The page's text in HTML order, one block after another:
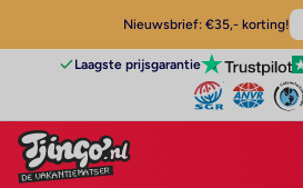
Nieuwsbrief: €35,- korting!
Laagste prijsgarantie